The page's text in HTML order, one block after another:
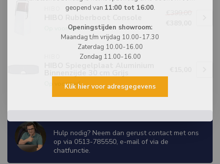
Op voorraad
Op voorraad
WIJ ZIJN ER OM JE TE HELPEN!
Hulp nodig? Neem dan gerust contact met ons
op via 0513-785550, e-mail of via de
chatfunctie.
geopend van 11:00 tot 16:00.
Openingstijden showroom:
Maandag t/m vrijdag 10.00-17.30
Zaterdag 10.00-16.00
Zondag 11.00-16.00
Klik hier voor adresgegevens